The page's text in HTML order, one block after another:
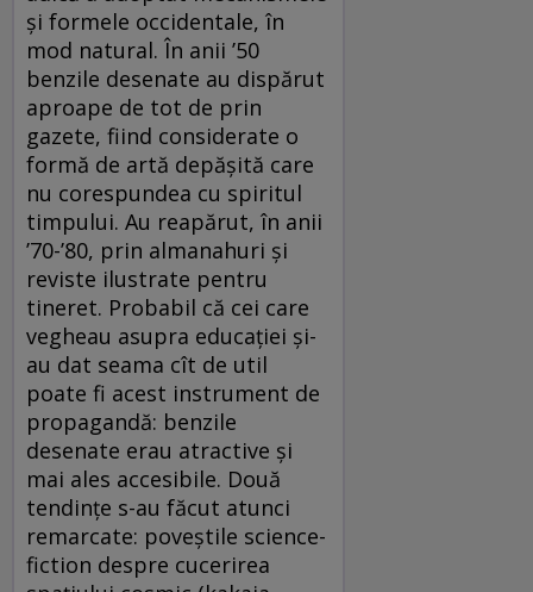
şi formele occidentale, în
mod natural. În anii ’50
benzile desenate au dispărut
aproape de tot de prin
gazete, fiind considerate o
formă de artă depăşită care
nu corespundea cu spiritul
timpului. Au reapărut, în anii
’70-’80, prin almanahuri şi
reviste ilustrate pentru
tineret. Probabil că cei care
vegheau asupra educaţiei şi-
au dat seama cît de util
poate fi acest instrument de
propagandă: benzile
desenate erau atractive şi
mai ales accesibile. Două
tendinţe s-au făcut atunci
remarcate: poveştile science-
fiction despre cucerirea